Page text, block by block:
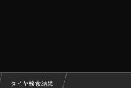
タイヤ検索結果